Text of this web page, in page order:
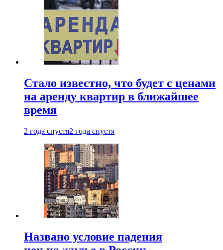
Стало известно, что будет с ценами
на аренду квартир в ближайшее
время
2 года спустя2 года спустя
Названо условие падения